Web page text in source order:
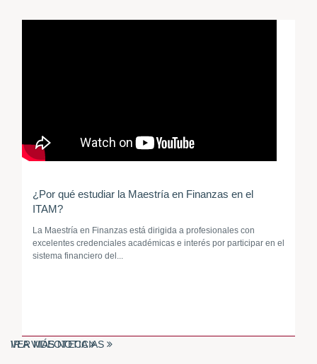
VER MÁS NOTICIAS
¿Por qué estudiar la Maestría en Finanzas en el
ITAM?
La Maestría en Finanzas está dirigida a profesionales con
excelentes credenciales académicas e interés por participar en el
sistema financiero del...
IR A VIDEOTECA